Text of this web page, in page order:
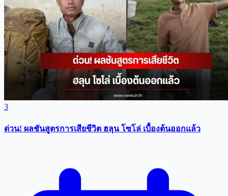
3
ด่วน! ผลชันสูตรการเสียชีวิต ฮลุน โซโล่ เบื้องต้นออกแล้ว